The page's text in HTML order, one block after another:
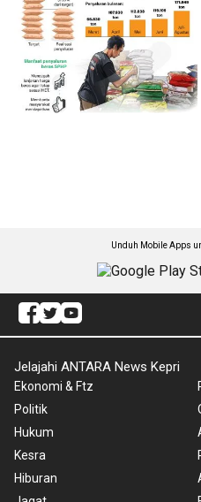
Unduh Mobile Apps
Jelajahi ANTARA News Kepri
Ekonomi & Ftz
Politik
Hukum
Kesra
Hiburan